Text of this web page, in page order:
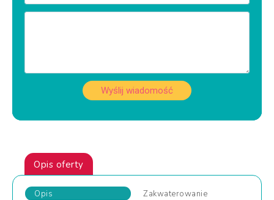
Wyślij wiadomość
Opis oferty
Opis
Zakwaterowanie